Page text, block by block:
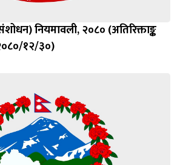
नियमावली, २०८० (अतिरिक्ताङ्क
१२/३०)